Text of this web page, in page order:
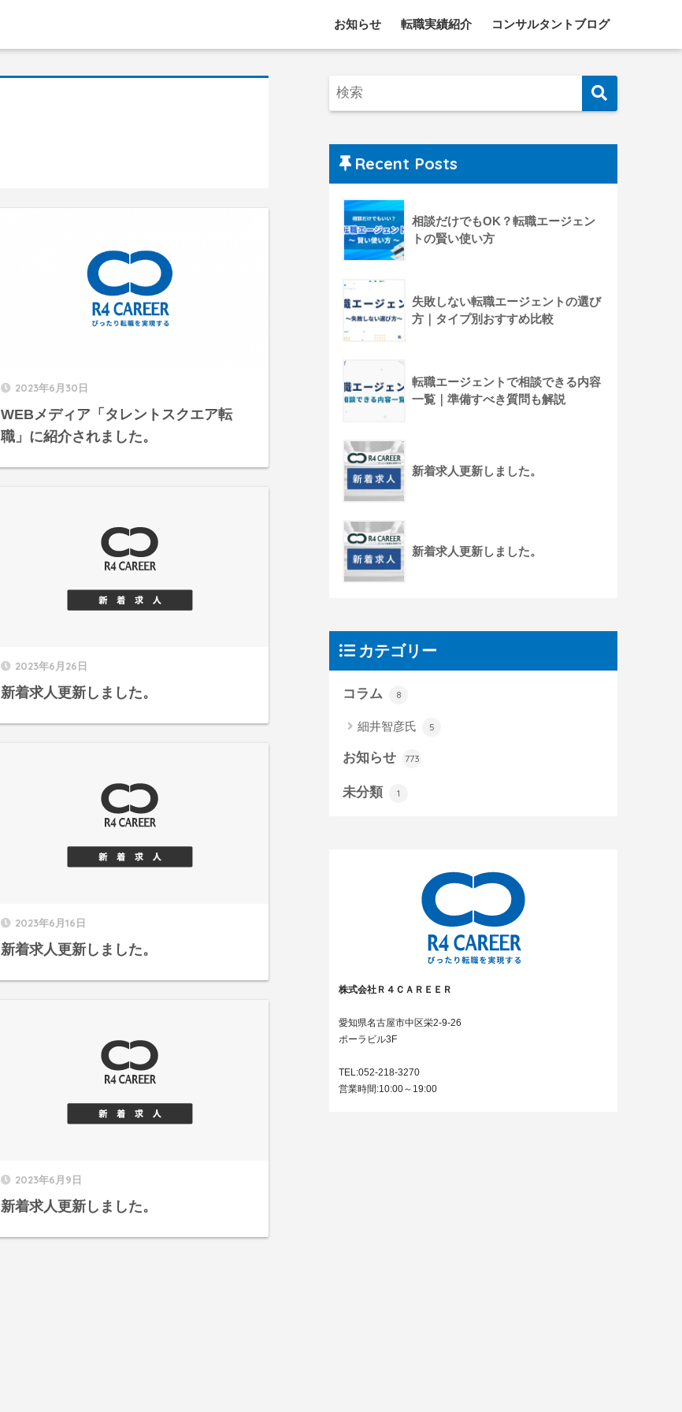
お知らせ 転職実績紹介 コンサルタントブログ
2023年6月30日
WEBメディア「タレントスクエア転
職」に紹介されました。
2023年6月26日
新着求人更新しました。
2023年6月16日
新着求人更新しました。
2023年6月9日
新着求人更新しました。
Recent Posts
相談だけでもOK？転職エージェン
トの賢い使い方
失敗しない転職エージェントの選び
方｜タイプ別おすすめ比較
転職エージェントで相談できる内容
一覧｜準備すべき質問も解説
新着求人更新しました。
新着求人更新しました。
カテゴリー
コラム 8
細井智彦氏 5
お知らせ 773
未分類 1
株式会社Ｒ４ＣＡＲＥＥＲ
愛知県名古屋市中区栄2-9-26
ポーラビル3F
TEL:052-218-3270
営業時間:10:00～19:00